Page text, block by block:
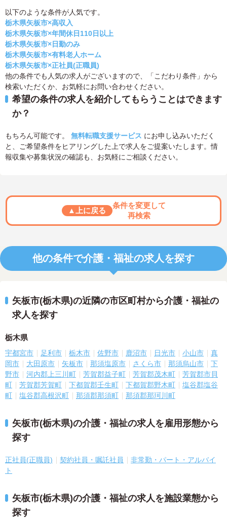
以下のような条件が人気です。
栃木県矢板市×高収入
栃木県矢板市×年間休日110日以上
栃木県矢板市×日勤のみ
栃木県矢板市×有料老人ホーム
栃木県矢板市×正社員(正職員)
他の条件でも人気の求人がございますので、「こだわり条件」から
検索いただくか、お気軽にお問い合わせください。
希望の条件の求人を紹介してもらうことはできます
か？
もちろん可能です。 無料転職支援サービス にお申し込みいただく
と、ご希望条件をヒアリングした上で求人をご提案いたします。情
報収集や募集状況の確認も、お気軽にご相談ください。
▲上に戻る
条件を変更して
再検索
他の条件で介護・福祉の求人を探す
矢板市(栃木県)の近隣の市区町村から介護・福祉の
求人を探す
栃木県
宇都宮市 足利市 栃木市 佐野市 鹿沼市 日光市 小山市
真
岡市
大田原市 矢板市 那須塩原市 さくら市 那須烏山市
下
野市
河内郡上三川町 芳賀郡益子町 芳賀郡茂木町
芳賀郡市貝
町
芳賀郡芳賀町 下都賀郡壬生町 下都賀郡野木町
塩谷郡塩谷
町
塩谷郡高根沢町 那須郡那須町 那須郡那珂川町
矢板市(栃木県)の介護・福祉の求人を雇用形態から
探す
正社員(正職員) 契約社員・嘱託社員
非常勤・パート・アルバイ
ト
矢板市(栃木県)の介護・福祉の求人を施設業態から
探す